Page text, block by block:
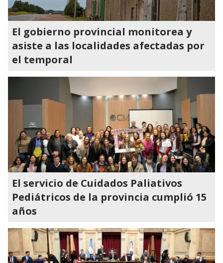
El gobierno provincial monitorea y
asiste a las localidades afectadas por
el temporal
El servicio de Cuidados Paliativos
Pediátricos de la provincia cumplió 15
años